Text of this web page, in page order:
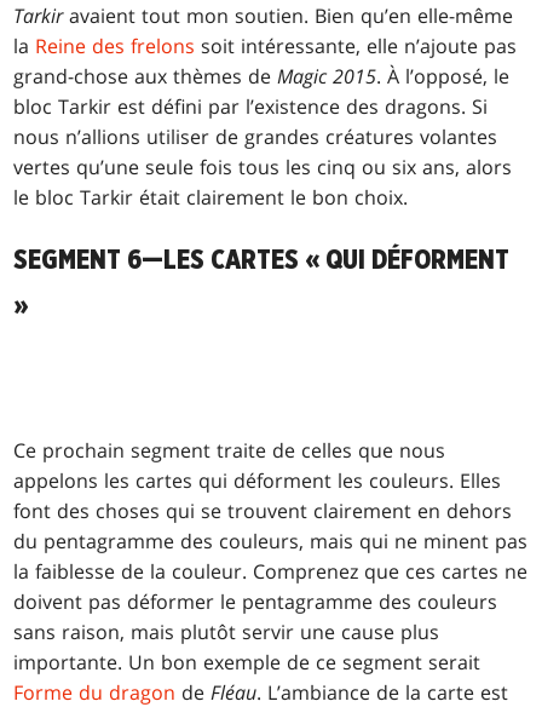
Tarkiravaient tout mon soutien. Bien qu’en elle-même
la Reine des frelons soit intéressante, elle n’ajoute pas
grand-chose aux thèmes deMagic 2015. À l’opposé, le
bloc Tarkir est défini par l’existence des dragons. Si
nous n’allions utiliser de grandes créatures volantes
vertes qu’une seule fois tous les cinq ou six ans, alors
le bloc Tarkir était clairement le bon choix.
SEGMENT 6—LES CARTES « QUI DÉFORMENT
»
Ce prochain segment traite de celles que nous
appelons les cartes qui déforment les couleurs. Elles
font des choses qui se trouvent clairement en dehors
du pentagramme des couleurs, mais qui ne minent pas
la faiblesse de la couleur. Comprenez que ces cartes ne
doivent pas déformer le pentagramme des couleurs
sans raison, mais plutôt servir une cause plus
importante. Un bon exemple de ce segment serait
Forme du dragon deFléau. L’ambiance de la carte est